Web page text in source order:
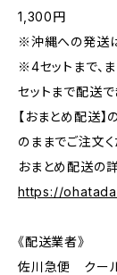
1,300円
※沖縄への発送
※4セットまで、
セットまで配送で
【おまとめ配送
のままでご注文く
おまとめ配送の
https://
《配送業者》
佐川急便 クール